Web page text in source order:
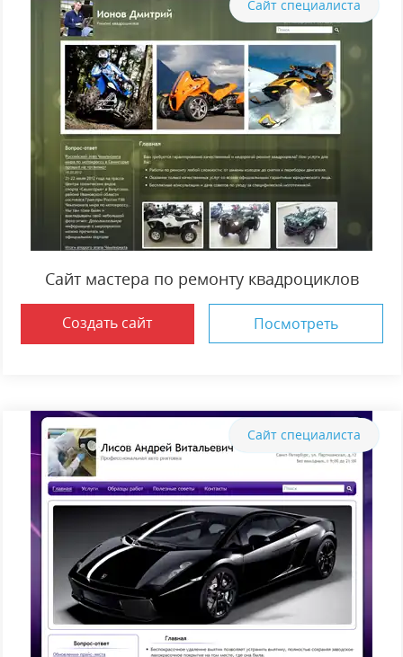
Сайт специалиста
Сайт мастера по ремонту квадроциклов
Создать сайт Посмотреть
Сайт специалиста